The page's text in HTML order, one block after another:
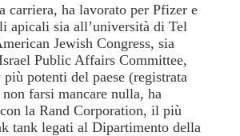
carriera, ha lavorato per Pfizer e
apicali sia all’università di Tel
Jewish Congress, sia
Public Affairs Committee,
potenti del paese (registrata
farsi mancare nulla, ha
la Rand Corporation, il più
tank legati al Dipartimento della